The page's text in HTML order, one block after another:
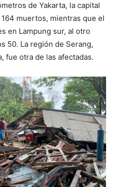
de Yakarta, la capital
muertos, mientras que el
en Lampung sur, al otro
50. La región de Serang,
fue otra de las afectadas.